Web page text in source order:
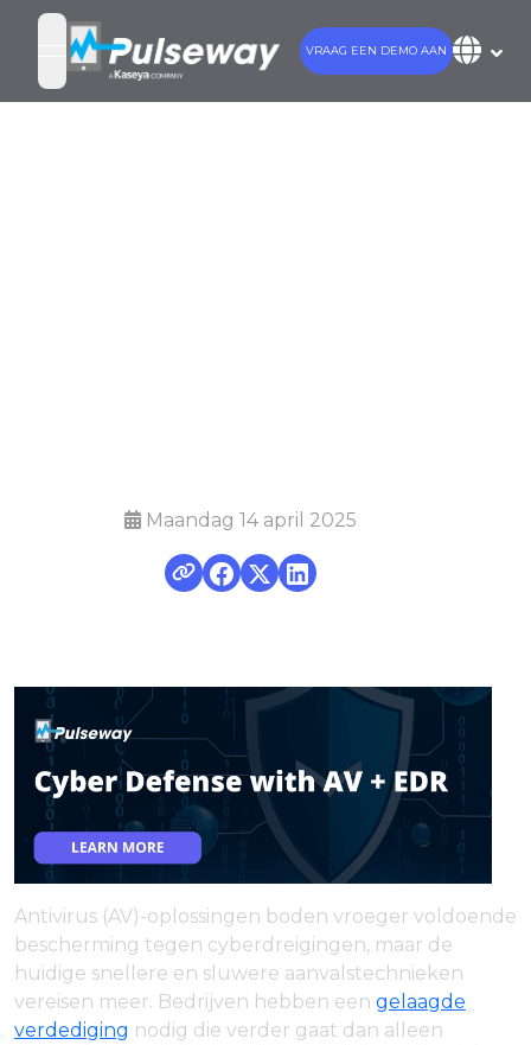
open navigation menu
VRAAG EEN DEMO AAN
Maandag 14 april 2025
Antivirus (AV)-oplossingen boden vroeger voldoende
bescherming tegen cyberdreigingen, maar de
huidige snellere en sluwere aanvalstechnieken
vereisen meer. Bedrijven hebben een gelaagde
verdediging nodig die verder gaat dan alleen